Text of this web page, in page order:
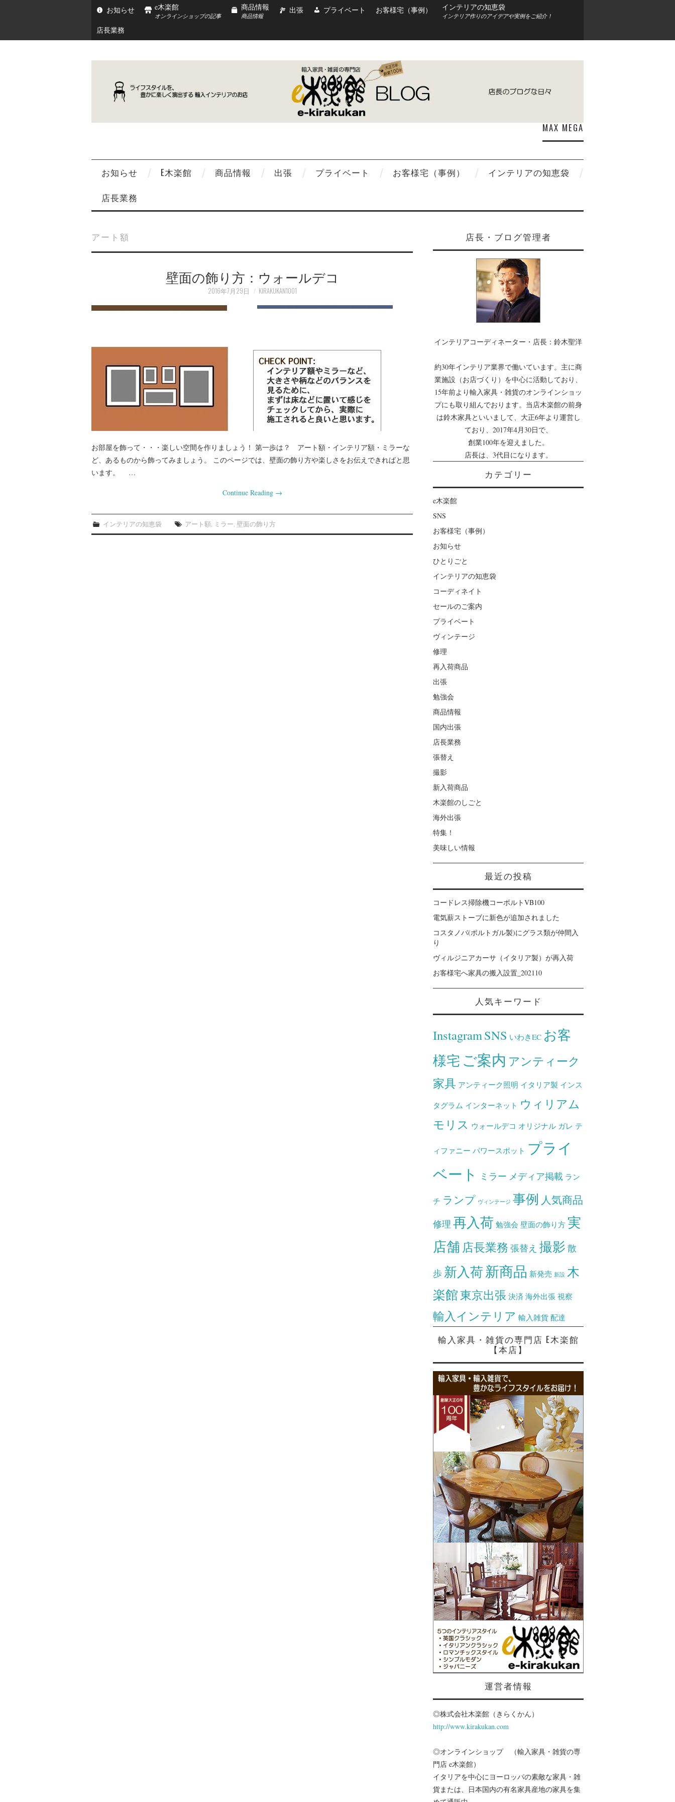
お知らせ e木楽館
オンラインショップの記事
商品情報
商品情報
出張 プライベート お客様宅（事例） インテリアの知恵袋
インテリア作りのアイデアや実例をご紹介！
店長業務
MAX MEGA
お知らせ E木楽館 商品情報 出張 プライベート お客様宅（事例）
インテリアの知恵袋
店長業務
アート額
壁面の飾り方：ウォールデコ
2016年7月29日 KIRAKUKAN1001
お部屋を飾って・・・楽しい空間を作りましょう！ 第一歩は？ アート額・インテリア額・ミラーな
ど、あるものから飾ってみましょう。 このページでは、壁面の飾り方や楽しさをお伝えできればと思
います。 …
Continue Reading →
インテリアの知恵袋 アート額, ミラー, 壁面の飾り方
店長・ブログ管理者
インテリアコーディネーター・店長：鈴木聖洋
約30年インテリア業界で働いています。主に商
業施設（お店づくり）を中心に活動しており、
15年前より輸入家具・雑貨のオンラインショッ
プにも取り組んでおります。当店木楽館の前身
は鈴木家具といいまして、大正6年より運営し
ており、2017年4月30日で、
創業100年を迎えました。
店長は、3代目になります。
カテゴリー
e木楽館
SNS
お客様宅（事例）
お知らせ
ひとりごと
インテリアの知恵袋
コーディネイト
セールのご案内
プライベート
ヴィンテージ
修理
再入荷商品
出張
勉強会
商品情報
国内出張
店長業務
張替え
撮影
新入荷商品
木楽館のしごと
海外出張
特集！
美味しい情報
最近の投稿
コードレス掃除機コーボルトVB100
電気薪ストーブに新色が追加されました
コスタノバ(ポルトガル製)にグラス類が仲間入
り
ヴィルジニアカーサ（イタリア製）が再入荷
お客様宅へ家具の搬入設置_202110
人気キーワード
InstagramSNS いわきEC お客
様宅 ご案内 アンティーク
家具 アンティーク照明 イタリア製 インス
タグラム インターネット ウィリアム
モリス ウォールデコ オリジナル ガレ テ
ィファニー パワースポット プライ
ベート
ミラー メディア掲載 ラン
チ ランプ ヴィンテージ 事例 人気商品
修理 再入荷 勉強会 壁面の飾り方 実
店舗 店長業務 張替え 撮影 散
歩 新入荷新商品 新発売 新設 木
楽館 東京出張 決済 海外出張 視察
輸入インテリア 輸入雑貨 配達
輸入家具・雑貨の専門店 E木楽館
【本店】
運営者情報
◎株式会社木楽館（きらくかん）
http://www.kirakukan.com
◎オンラインショップ （輸入家具・雑貨の専
門店 e木楽館）
イタリアを中心にヨーロッパの素敵な家具・雑
貨または、日本国内の有名家具産地の家具を集